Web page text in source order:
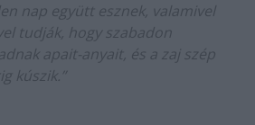
nap együtt esznek, valamivel
tudják, hogy szabadon
apait-anyait, és a zaj szép
kúszik.”